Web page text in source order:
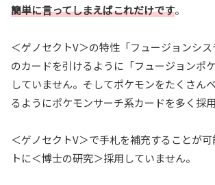
簡単に言ってしまえばこれだけです。
＜ゲノセクトV＞の特性「フュージョンシス
のカードを引けるように「フュージョンポ
していません。そしてポケモンをたくさん
るようにポケモンサーチ系カードを多く採用
＜ゲノセクトV＞で手札を補充することが
トに＜博士の研究＞採用していません。